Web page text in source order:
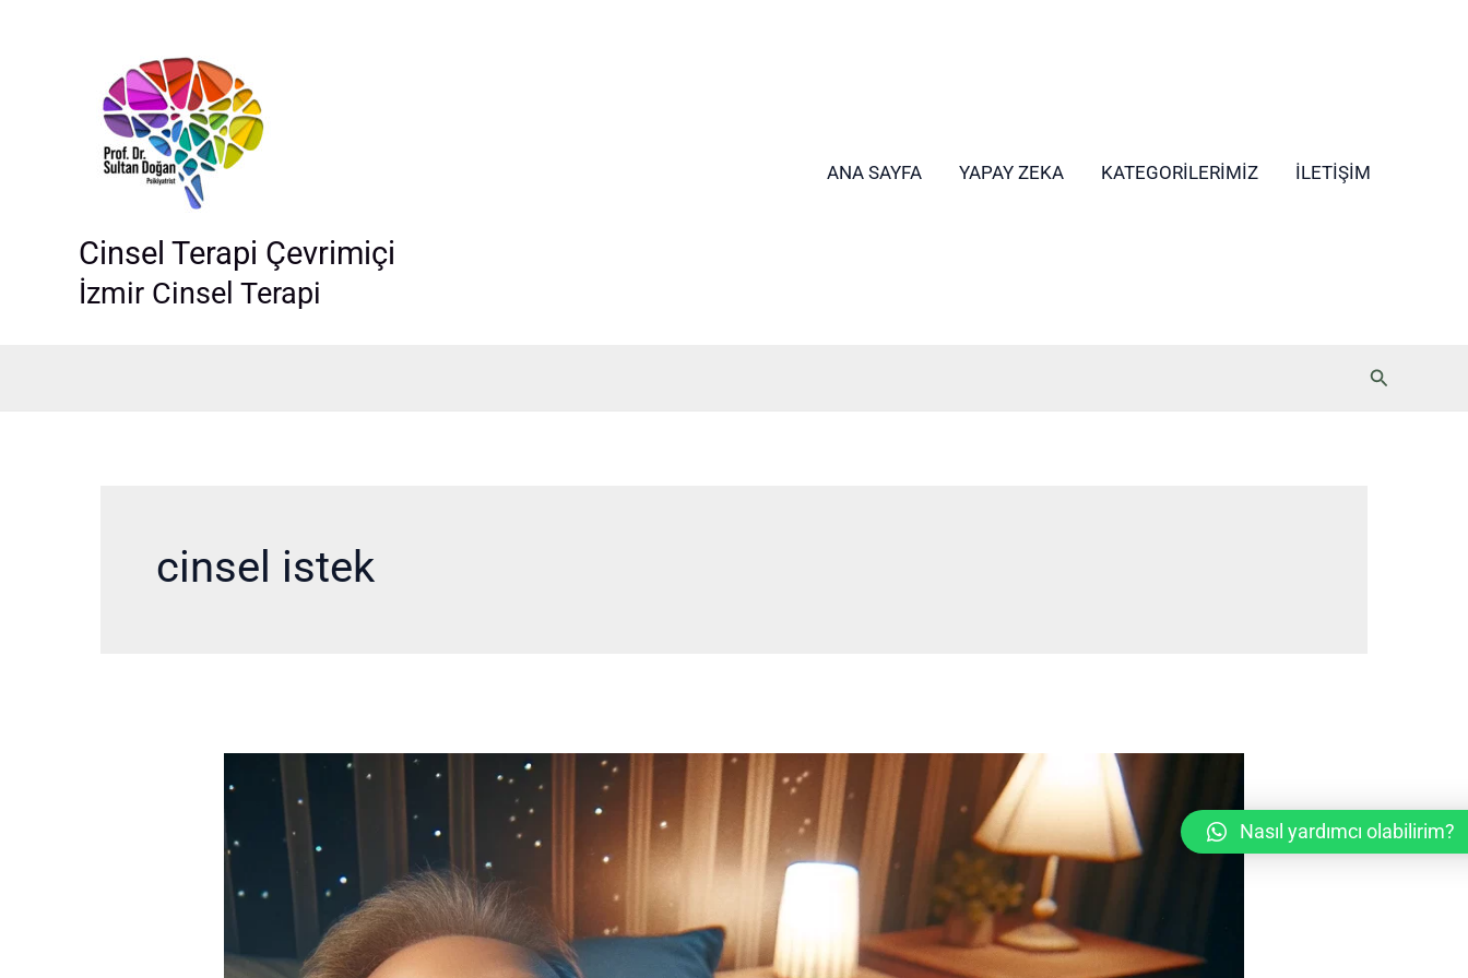
Cinsel Terapi Çevrimiçi
İzmir Cinsel Terapi
ANA SAYFA YAPAY ZEKA KATEGORILERIMIZ İLETIŞIM
Arama
cinsel istek
Nasıl yardımcı olabilirim?